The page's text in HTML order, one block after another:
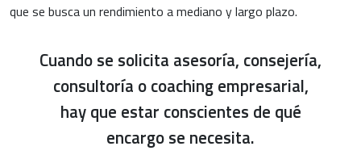
que se busca un rendimiento a mediano y largo plazo.
Cuando se solicita asesoría, consejería,
consultoría o coaching empresarial,
hay que estar conscientes de qué
encargo se necesita.